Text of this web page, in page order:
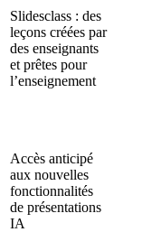
Slidesclass : des
leçons créées par
des enseignants
et prêtes pour
l’enseignement
Accès anticipé
aux nouvelles
fonctionnalités
de présentations
IA